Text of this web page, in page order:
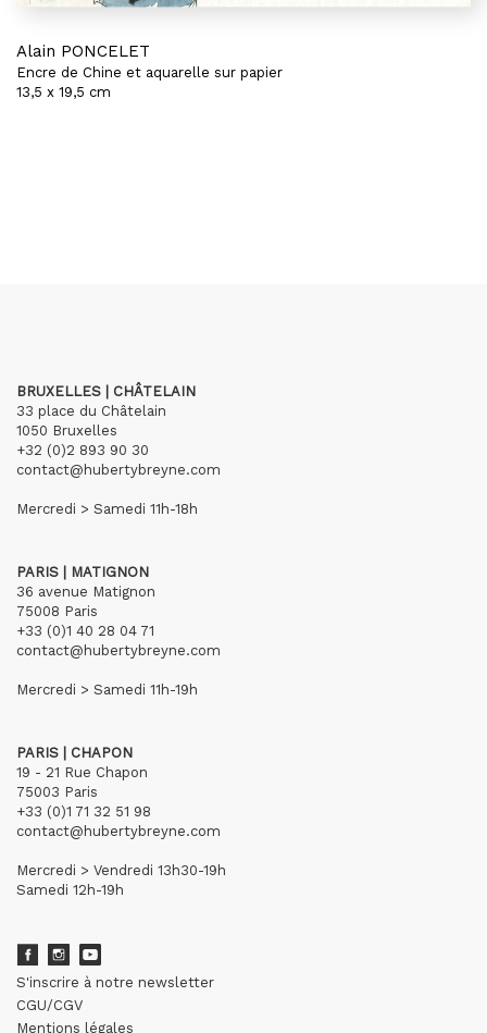
Alain PONCELET
Encre de Chine et aquarelle sur papier
13,5 x 19,5 cm
BRUXELLES | CHÂTELAIN
33 place du Châtelain
1050 Bruxelles
+32 (0)2 893 90 30
contact@hubertybreyne.com
Mercredi > Samedi 11h-18h
PARIS | MATIGNON
36 avenue Matignon
75008 Paris
+33 (0)1 40 28 04 71
contact@hubertybreyne.com
Mercredi > Samedi 11h-19h
PARIS | CHAPON
19 - 21 Rue Chapon
75003 Paris
+33 (0)1 71 32 51 98
contact@hubertybreyne.com
Mercredi > Vendredi 13h30-19h
Samedi 12h-19h
S'inscrire à notre newsletter
CGU/CGV
Mentions légales